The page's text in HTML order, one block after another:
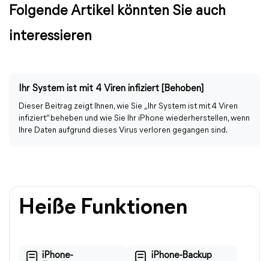
Folgende Artikel könnten Sie auch
interessieren
Ihr System ist mit 4 Viren infiziert [Behoben]
Dieser Beitrag zeigt Ihnen, wie Sie „Ihr System ist mit 4 Viren
infiziert“ beheben und wie Sie Ihr iPhone wiederherstellen, wenn
Ihre Daten aufgrund dieses Virus verloren gegangen sind.
Heiße Funktionen
iPhone-
iPhone-Backup